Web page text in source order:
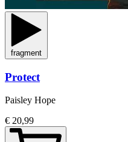
fragment
Protect
Paisley Hope
€ 20,99